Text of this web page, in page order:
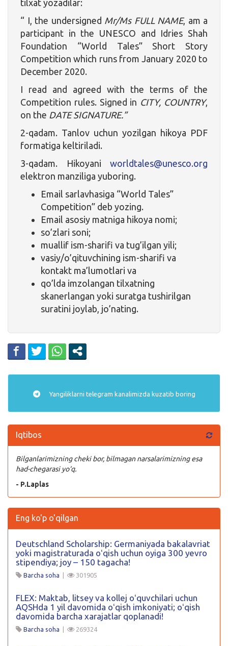
tilxat yozadilar:
“ I, the undersigned Mr/Ms FULL NAME, am a
participant in the UNESCO and Idries Shah
Foundation “World Tales” Short Story
Competition which runs from January 2020 to
December 2020.
I read and agreed with the terms of the
Competition rules. Signed in CITY, COUNTRY,
on the DATE SIGNATURE.”
2-qadam. Tanlov uchun yozilgan hikoya PDF
formatiga keltiriladi.
3-qadam. Hikoyani worldtales@unesco.org
elektron manziliga yuboring.
Email sarlavhasiga “World Tales”
Competition” deb yozing.
Email asosiy matniga hikoya nomi;
so’zlari soni;
muallif ism-sharifi va tug’ilgan yili;
vasiy/o’qituvchining ism-sharifi va
kontakt ma’lumotlari va
qo’lda imzolangan tilxatning
skanerlangan yoki suratga tushirilgan
suratini joylab, jo’nating.
Yangiliklarni telegram kanalimizda kuzatib boring
Iqtibos
Bilganlarimizning cheki bor, bilmagan narsalarimizning esa
had-chegarasi yo‘q.
- P.Laplas
Eng ko'p o'qilgan
Deutschland Scholarship: Germaniyada bakalavriat
yoki magistraturada oʻqish uchun oyiga 300 yevro
stipendiya; joy – 150 tagacha!
Barcha soha | 301905
FLEX: Maktab, litsey va kollej oʻquvchilari uchun
AQSHda 1 yil davomida oʻqish imkoniyati; oʻqish
davomida barcha xarajatlar qoplanadi!
Barcha soha | 269324